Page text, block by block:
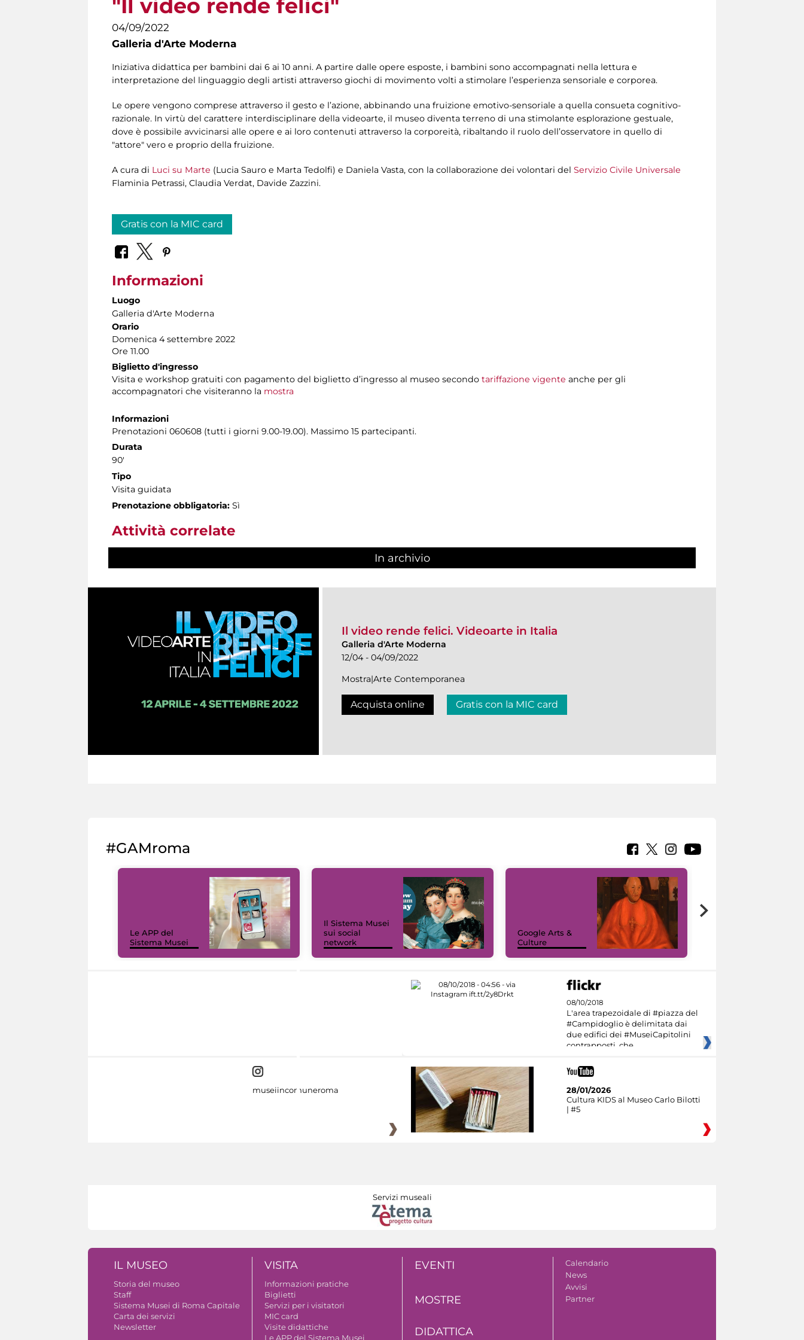
"Il video rende felici"
04/09/2022
Galleria d'Arte Moderna
Iniziativa didattica per bambini dai 6 ai 10 anni. A partire dalle opere esposte, i bambini sono accompagnati nella lettura e
interpretazione del linguaggio degli artisti attraverso giochi di movimento volti a stimolare l’esperienza sensoriale e corporea.
Le opere vengono comprese attraverso il gesto e l’azione, abbinando una fruizione emotivo-sensoriale a quella consueta cognitivo-
razionale. In virtù del carattere interdisciplinare della videoarte, il museo diventa terreno di una stimolante esplorazione gestuale,
dove è possibile avvicinarsi alle opere e ai loro contenuti attraverso la corporeità, ribaltando il ruolo dell’osservatore in quello di
"attore" vero e proprio della fruizione.
A cura di Luci su Marte (Lucia Sauro e Marta Tedolfi) e Daniela Vasta, con la collaborazione dei volontari del Servizio Civile Universale
Flaminia Petrassi, Claudia Verdat, Davide Zazzini.
Gratis con la MIC card
Informazioni
Luogo
Galleria d'Arte Moderna
Orario
Domenica 4 settembre 2022
Ore 11.00
Biglietto d'ingresso
Visita e workshop gratuiti con pagamento del biglietto d’ingresso al museo secondo tariffazione vigente anche per gli
accompagnatori che visiteranno la mostra
Informazioni
Prenotazioni 060608 (tutti i giorni 9.00-19.00). Massimo 15 partecipanti.
Durata
90'
Tipo
Visita guidata
Prenotazione obbligatoria: Sì
Attività correlate
In archivio
Il video rende felici. Videoarte in Italia
Galleria d'Arte Moderna
12/04 - 04/09/2022
Mostra|Arte Contemporanea
Acquista online Gratis con la MIC card
#GAMroma
Le APP del
Sistema Musei
Il Sistema Musei
sui social
network
Google Arts &
Culture
08/10/2018
L'area trapezoidale di #piazza del
#Campidoglio è delimitata dai
due edifici dei #MuseiCapitolini
contrapposti, che
museiincomuneroma
28/01/2026
Cultura KIDS al Museo Carlo Bilotti
| #5
Servizi museali
IL MUSEO
Storia del museo
Staff
Sistema Musei di Roma Capitale
Carta dei servizi
Newsletter
VISITA
Informazioni pratiche
Biglietti
Servizi per i visitatori
MIC card
Visite didattiche
Le APP del Sistema Musei
EVENTI
MOSTRE
DIDATTICA
Calendario
News
Avvisi
Partner